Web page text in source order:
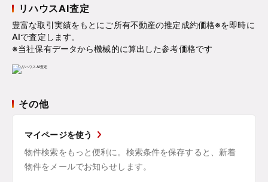
リハウスAI査定
豊富な取引実績をもとにご所有不動産の推定成約価格※を即時に
AIで査定します。
※当社保有データから機械的に算出した参考価格です
その他
マイページを使う
物件検索をもっと便利に。検索条件を保存すると、新着
物件をメールでお知らせします。